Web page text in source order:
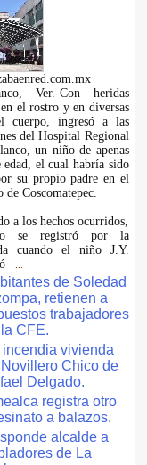
Ver.-Con heridas
el rostro y en diversas
cuerpo, ingresó a las
del Hospital Regional
un niño de apenas
edad, el cual habría sido
su propio padre en el
de Coscomatepec.
a los hechos ocurridos,
se registró por la
cuando el niño J.Y.
de Soledad
retienen a
trabajadores
CFE.
incendia vivienda
Chico de
Delgado.
registra otro
a balazos.
alcalde a
de La